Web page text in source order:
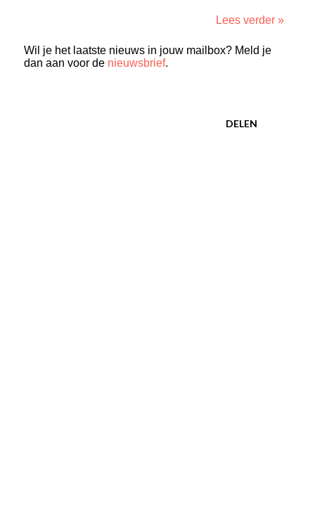
Lees verder »
Wil je het laatste nieuws in jouw mailbox? Meld je
dan aan voor de nieuwsbrief.
DELEN